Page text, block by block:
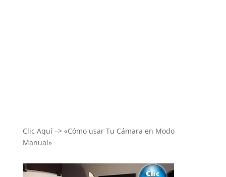
Clic Aquí –> «Cómo usar Tu Cámara en Modo
Manual»